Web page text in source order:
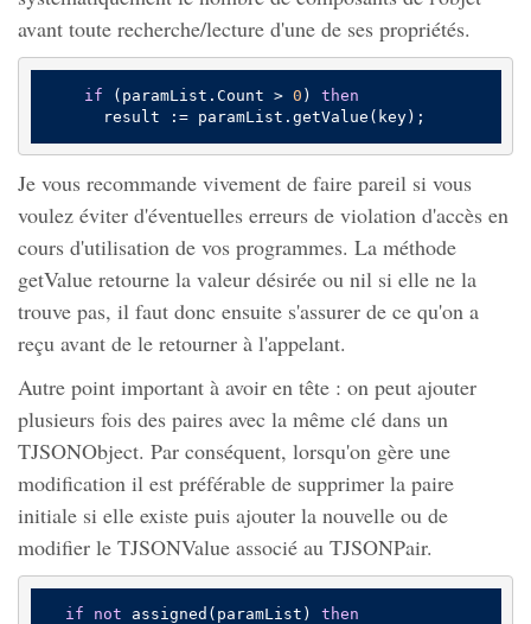
avant toute recherche/lecture d'une de ses propriétés.
if (paramList.Count > 0 ) then
Je vous recommande vivement de faire pareil si vous
voulez éviter d'éventuelles erreurs de violation d'accès en
cours d'utilisation de vos programmes. La méthode
getValue retourne la valeur désirée ou nil si elle ne la
trouve pas, il faut donc ensuite s'assurer de ce qu'on a
reçu avant de le retourner à l'appelant.
Autre point important à avoir en tête : on peut ajouter
plusieurs fois des paires avec la même clé dans un
TJSONObject. Par conséquent, lorsqu'on gère une
modification il est préférable de supprimer la paire
initiale si elle existe puis ajouter la nouvelle ou de
modifier le TJSONValue associé au TJSONPair.
if not assigned(paramList) then